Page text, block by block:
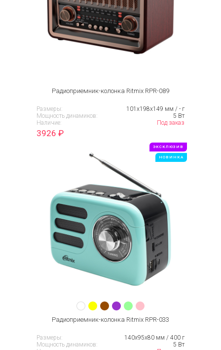
Радиоприемник-колонка Ritmix RPR-089
Размеры:
101х198х149 мм / - г
Мощность динамиков:
5 Вт
Наличие:
Под заказ
3926 ₽
ЭКСКЛЮЗИВ
НОВИНКА
Радиоприемник-колонка Ritmix RPR-033
Размеры:
140х95х80 мм / 400 г
Мощность динамиков:
5 Вт